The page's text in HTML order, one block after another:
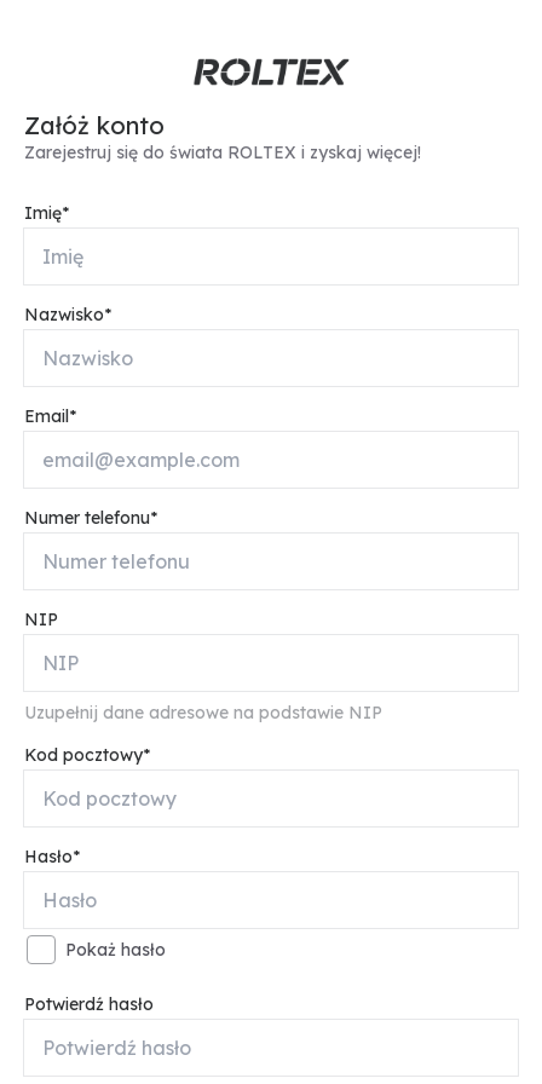
Załóż konto
Zarejestruj się do świata ROLTEX i zyskaj więcej!
Imię
Nazwisko
Email
Numer telefonu
NIP
Uzupełnij dane adresowe na podstawie NIP
Kod pocztowy
Hasło
Pokaż hasło
Potwierdź hasło